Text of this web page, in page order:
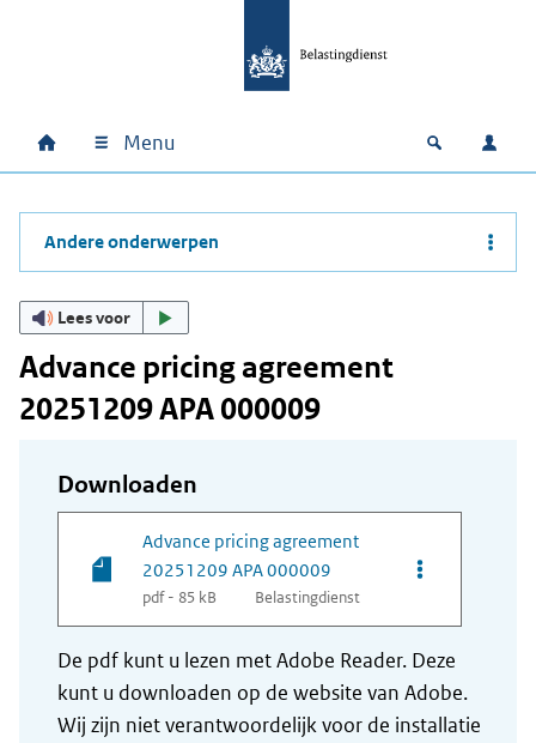
Hoofdnavigatie
Home Menu Open
Andere onderwerpen
Lees voor
Advance pricing agreement
20251209 APA 000009
Downloaden
Advance pricing agreement
20251209 APA 000009
pdf - 85 kB Belastingdienst
Opties van
De pdf kunt u lezen met Adobe Reader. Deze
kunt u downloaden op de website van Adobe.
Wij zijn niet verantwoordelijk voor de installatie